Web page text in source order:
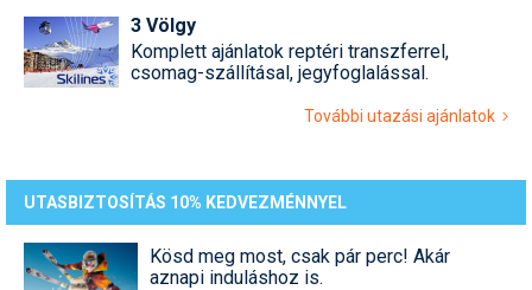
3 Völgy
Komplett ajánlatok reptéri transzferrel,
csomag-szállításal, jegyfoglalással.
További utazási ajánlatok
UTASBIZTOSÍTÁS 10% KEDVEZMÉNNYEL
Kösd meg most, csak pár perc! Akár
aznapi induláshoz is.